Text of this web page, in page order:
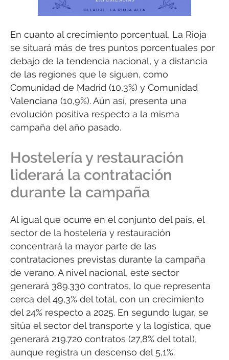
En cuanto al crecimiento porcentual, La Rioja
se situará más de tres puntos porcentuales por
debajo de la tendencia nacional, y a distancia
de las regiones que le siguen, como
Comunidad de Madrid (10,3%) y Comunidad
Valenciana (10,9%). Aún así, presenta una
evolución positiva respecto a la misma
campaña del año pasado.
Hostelería y restauración
liderará la contratación
durante la campaña
Al igual que ocurre en el conjunto del país, el
sector de la hostelería y restauración
concentrará la mayor parte de las
contrataciones previstas durante la campaña
de verano. A nivel nacional, este sector
generará 389.330 contratos, lo que representa
cerca del 49,3% del total, con un crecimiento
del 24% respecto a 2025. En segundo lugar, se
sitúa el sector del transporte y la logística, que
generará 219.720 contratos (27,8% del total),
aunque registra un descenso del 5,1%.